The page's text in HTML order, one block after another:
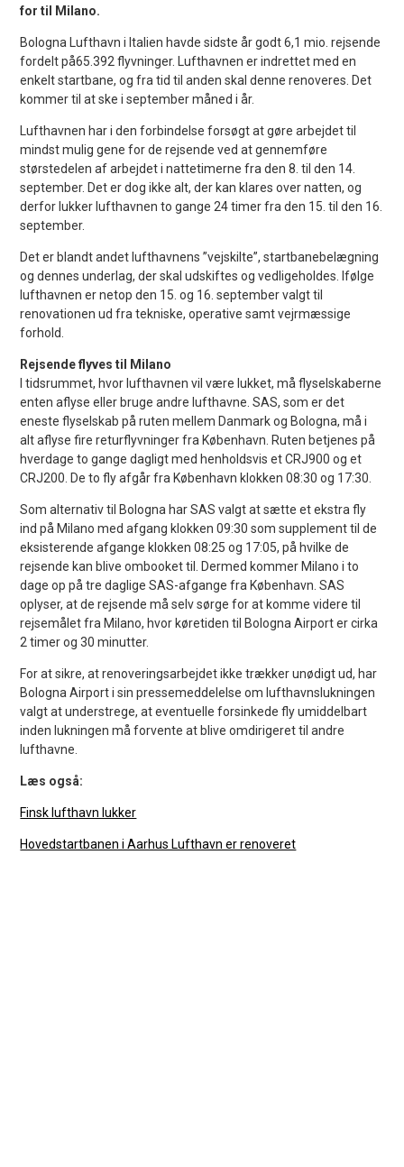
for til Milano.
Bologna Lufthavn i Italien havde sidste år godt 6,1 mio. rejsende
fordelt på65.392 flyvninger. Lufthavnen er indrettet med en
enkelt startbane, og fra tid til anden skal denne renoveres. Det
kommer til at ske i september måned i år.
Lufthavnen har i den forbindelse forsøgt at gøre arbejdet til
mindst mulig gene for de rejsende ved at gennemføre
størstedelen af arbejdet i nattetimerne fra den 8. til den 14.
september. Det er dog ikke alt, der kan klares over natten, og
derfor lukker lufthavnen to gange 24 timer fra den 15. til den 16.
september.
Det er blandt andet lufthavnens ”vejskilte”, startbanebelægning
og dennes underlag, der skal udskiftes og vedligeholdes. Ifølge
lufthavnen er netop den 15. og 16. september valgt til
renovationen ud fra tekniske, operative samt vejrmæssige
forhold.
Rejsende flyves til Milano
I tidsrummet, hvor lufthavnen vil være lukket, må flyselskaberne
enten aflyse eller bruge andre lufthavne. SAS, som er det
eneste flyselskab på ruten mellem Danmark og Bologna, må i
alt aflyse fire returflyvninger fra København. Ruten betjenes på
hverdage to gange dagligt med henholdsvis et CRJ900 og et
CRJ200. De to fly afgår fra København klokken 08:30 og 17:30.
Som alternativ til Bologna har SAS valgt at sætte et ekstra fly
ind på Milano med afgang klokken 09:30 som supplement til de
eksisterende afgange klokken 08:25 og 17:05, på hvilke de
rejsende kan blive ombooket til. Dermed kommer Milano i to
dage op på tre daglige SAS-afgange fra København. SAS
oplyser, at de rejsende må selv sørge for at komme videre til
rejsemålet fra Milano, hvor køretiden til Bologna Airport er cirka
2 timer og 30 minutter.
For at sikre, at renoveringsarbejdet ikke trækker unødigt ud, har
Bologna Airport i sin pressemeddelelse om lufthavnslukningen
valgt at understrege, at eventuelle forsinkede fly umiddelbart
inden lukningen må forvente at blive omdirigeret til andre
lufthavne.
Læs også:
Finsk lufthavn lukker
Hovedstartbanen i Aarhus Lufthavn er renoveret